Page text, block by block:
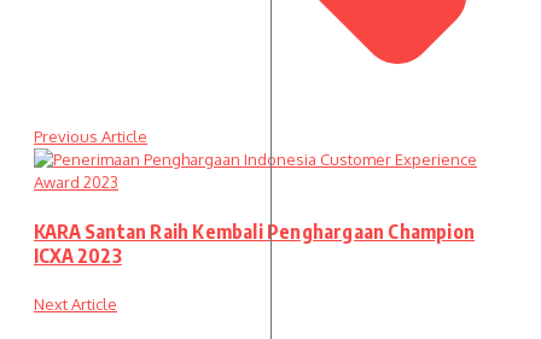
Previous Article
KARA Santan Raih Kembali Penghargaan Champion
ICXA 2023
Next Article